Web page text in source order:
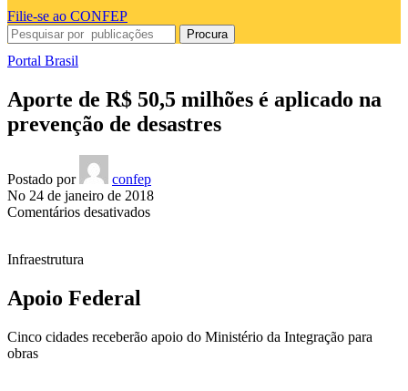
Filie-se ao CONFEP
Procura
Portal Brasil
Aporte de R$ 50,5 milhões é aplicado na
prevenção de desastres
Postado por
confep
No 24 de janeiro de 2018
Comentários desativadosem
na
Infraestrutura
Apoio Federal
Cinco cidades receberão apoio do Ministério da Integração para
obras